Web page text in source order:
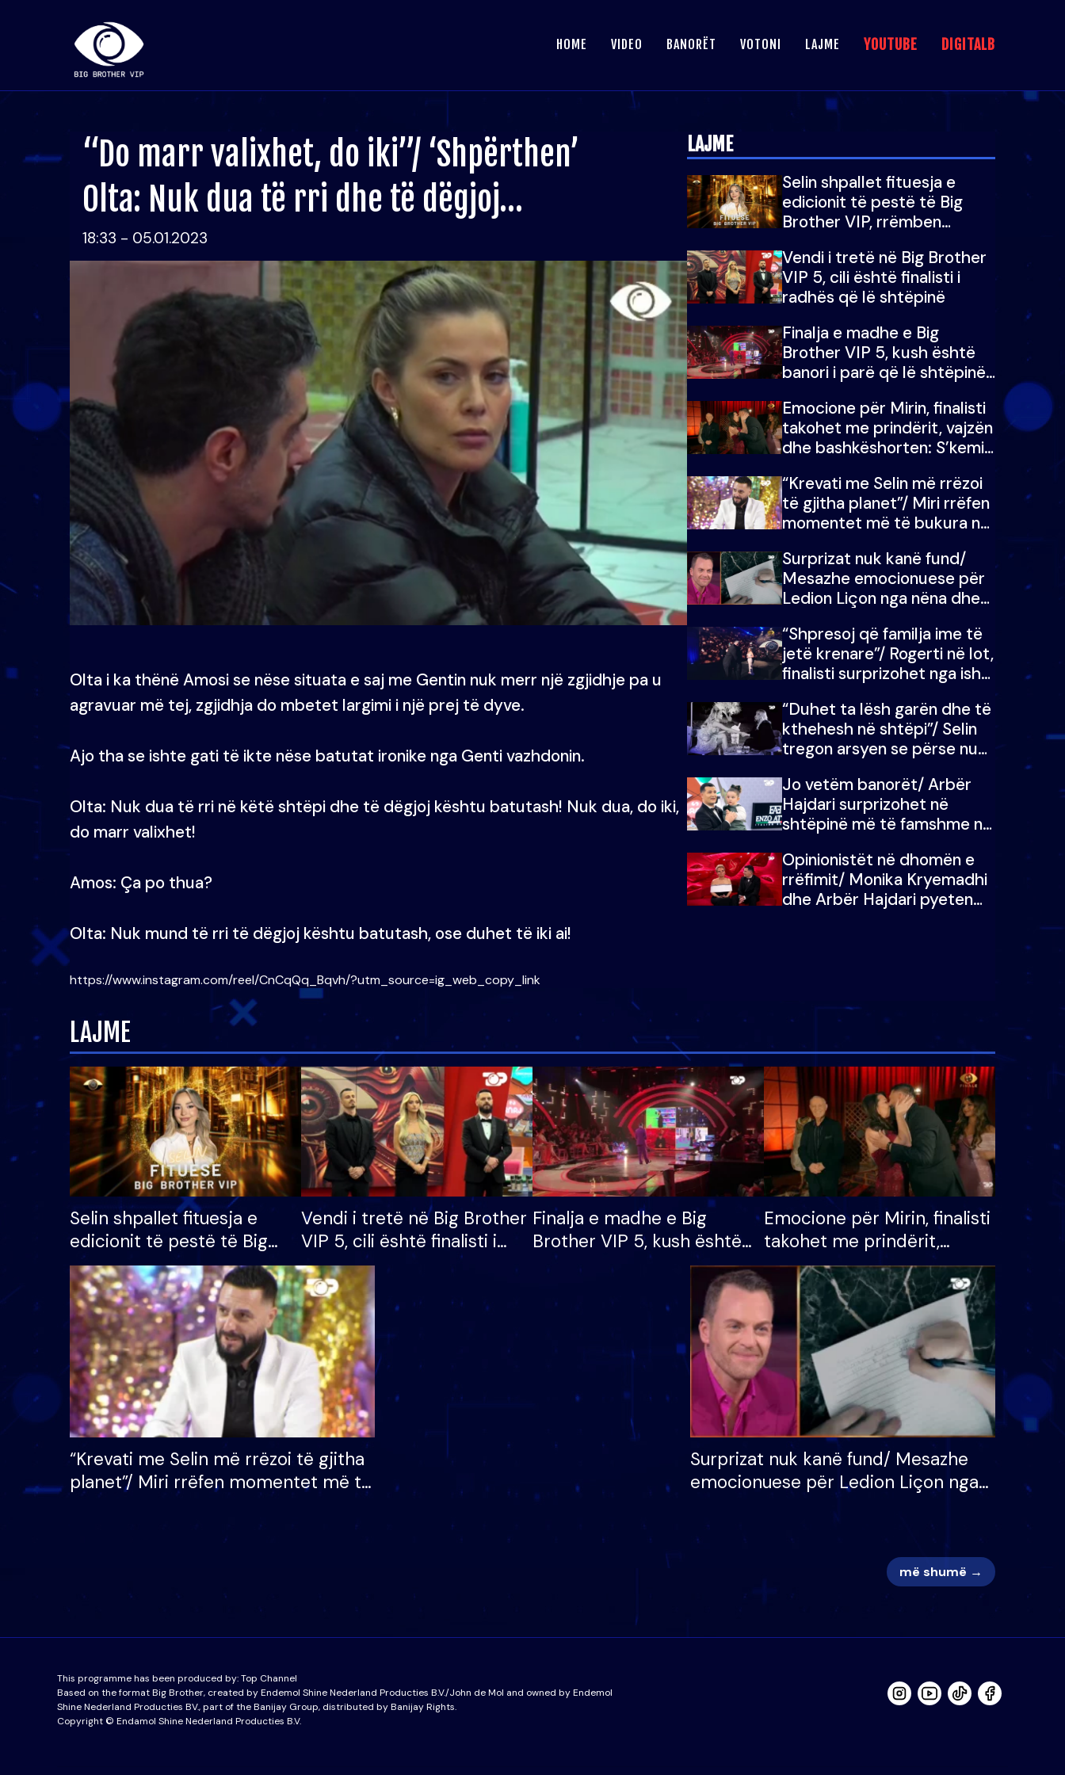
HOME VIDEO BANORËT VOTONI LAJME YOUTUBE DIGITALB
“Do marr valixhet, do iki”/ ‘Shpërthen’
Olta: Nuk dua të rri dhe të dëgjoj…
18:33 - 05.01.2023
Olta i ka thënë Amosi se nëse situata e saj me Gentin nuk merr një zgjidhje pa u
agravuar më tej, zgjidhja do mbetet largimi i një prej të dyve.
Ajo tha se ishte gati të ikte nëse batutat ironike nga Genti vazhdonin.
Olta: Nuk dua të rri në këtë shtëpi dhe të dëgjoj kështu batutash! Nuk dua, do iki,
do marr valixhet!
Amos: Ça po thua?
Olta: Nuk mund të rri të dëgjoj kështu batutash, ose duhet të iki ai!
https://www.instagram.com/reel/CnCqQq_Bqvh/?utm_source=ig_web_copy_link
LAJME
Selin shpallet fituesja e
edicionit të pestë të Big
Brother VIP, rrëmben
mijë eurosh
Vendi i tretë në Big Brother
VIP 5, cili është finalisti i
radhës që lë shtëpinë
Finalja e madhe e Big
Brother VIP 5, kush është
banori i parë që lë shtëpinë
fituar çmimin e madh
Emocione për Mirin, finalisti
takohet me prindërit, vajzën
dhe bashkëshorten: S’kemi
“Krevati me Selin më rrëzoi
të gjitha planet”/ Miri rrëfen
momentet më të bukura në
mungojë zilja e mëngjesit
kur…
Surprizat nuk kanë fund/
Mesazhe emocionuese për
Ledion Liçon nga nëna dhe
i mban dot lotët: Nuk
meritoj…
“Shpresoj që familja ime të
jetë krenare”/ Rogerti në lot,
finalisti surprizohet nga ish-
“Duhet ta lësh garën dhe të
kthehesh në shtëpi”/ Selin
tregon arsyen se përse nuk
Doja ta çoja luftën time deri
në fund
Jo vetëm banorët/ Arbër
Hajdari surprizohet në
shtëpinë më të famshme në
me vajzën e tij
Opinionistët në dhomën e
rrëfimit/ Monika Kryemadhi
dhe Arbër Hajdari pyeten
LAJME
Selin shpallet fituesja e
edicionit të pestë të Big
Brother VIP, rrëmben
çmimin e madh prej 100
mijë eurosh
Vendi i tretë në Big Brother
VIP 5, cili është finalisti i
radhës që lë shtëpinë
Finalja e madhe e Big
Brother VIP 5, kush është
banori i parë që lë shtëpinë
dhe humb mundësinë për
të fituar çmimin e madh
Emocione për Mirin, finalisti
takohet me prindërit,
vajzën dhe bashkëshorten:
S’kemi ndonjë letër divorci
apo jo?
“Krevati me Selin më rrëzoi të gjitha
planet”/ Miri rrëfen momentet më të
mungojë zilja e mëngjesit kur…
Surprizat nuk kanë fund/ Mesazhe
emocionuese për Ledion Liçon nga
më shumë →
This programme has been produced by:Top Channel
Based on the format Big Brother, created by Endemol Shine Nederland Producties B.V./John de Mol and owned by Endemol
Shine Nederland Producties BV., part of the Banijay Group, distributed by Banijay Rights.
Copyright © Endamol Shine Nederland Producties B.V.